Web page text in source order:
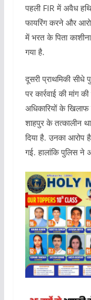
पहली FIR में अवैध
फायरिंग करने और
में भरत के पिता
गया है.
दूसरी प्राथमिकी
पर कार्रवाई की मांग
अधिकारियों के खिलाफ
शाहपुर के तत्कालीन
दिया है. उनका आरोप
गई. हालांकि पुलिस ने